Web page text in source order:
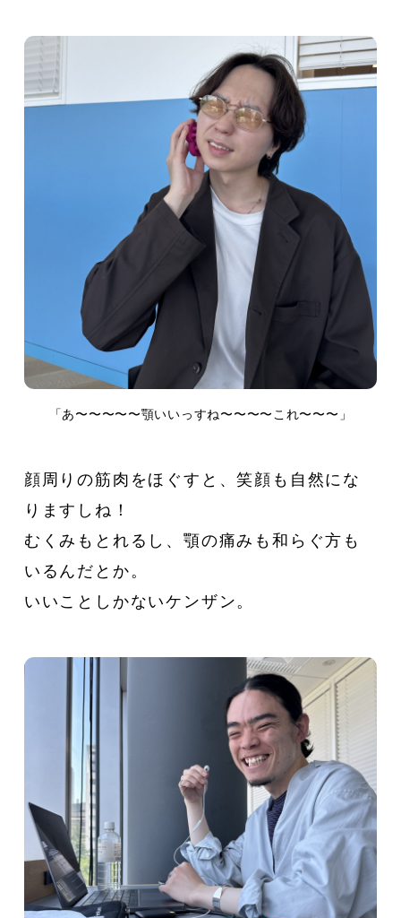
「あ〜〜〜〜〜顎いいっすね〜〜〜〜これ〜〜〜」
顔周りの筋肉をほぐすと、笑顔も自然にな
りますしね！
むくみもとれるし、顎の痛みも和らぐ方も
いるんだとか。
いいことしかないケンザン。